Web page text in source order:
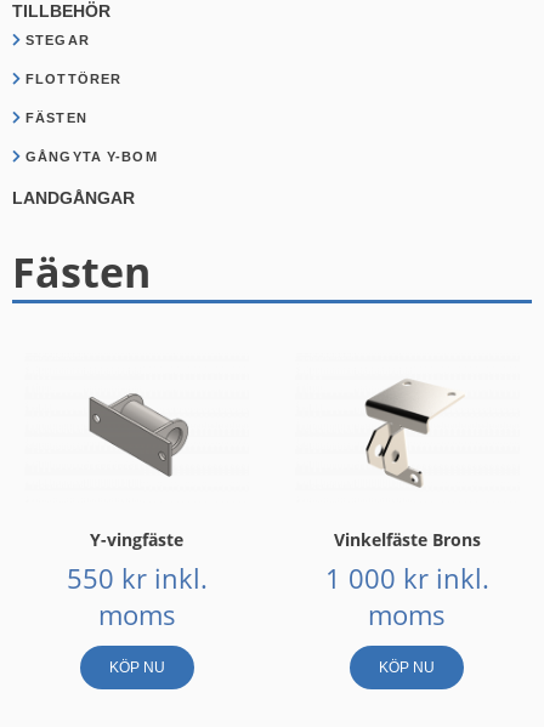
TILLBEHÖR
STEGAR
FLOTTÖRER
FÄSTEN
GÅNGYTA Y-BOM
LANDGÅNGAR
Fästen
Y-vingfäste
550 kr inkl.
moms
KÖP NU
Vinkelfäste Brons
1 000 kr inkl.
moms
KÖP NU